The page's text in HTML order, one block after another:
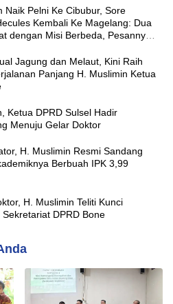
Naik Pelni Ke Cibubur, Sore
Kembali Ke Magelang: Dua
dengan Misi Berbeda, Pesannya
Jagung dan Melaut, Kini Raih
Panjang H. Muslimin Ketua
Ketua DPRD Sulsel Hadir
Menuju Gelar Doktor
H. Muslimin Resmi Sandang
Berbuah IPK 3,99
H. Muslimin Teliti Kunci
DPRD Bone